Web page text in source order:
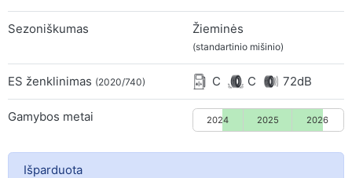
Sezoniškumas Žieminės
(standartinio mišinio)
ES ženklinimas (2020/740) C C 72dB
Gamybos metai 2024 2025 2026
Išparduota